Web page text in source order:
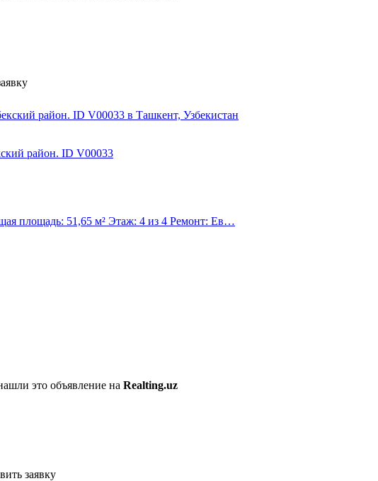
район. ID V00033
площадь: 51,65 м² Этаж: 4 из 4 Ремонт: Ев…
это объявление на Realting.uz
заявку